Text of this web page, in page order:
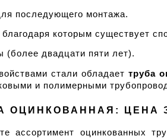
последующего монтажа.
которым существует
двадцати пяти лет).
стали обладает труба
и полимерными
ОЦИНКОВАННАЯ: ЦЕНА
ассортимент оцинкованных